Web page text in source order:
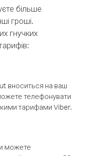
більше
гроші.
гнучких
вноситься на ваш
телефонувати
тарифами Viber.
можете